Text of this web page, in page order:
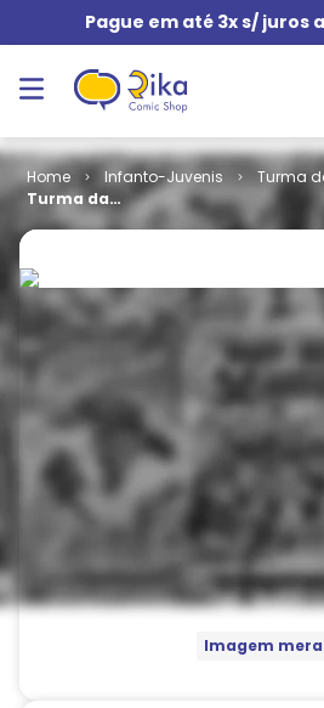
Pague em até 3x s/ juros
Infanto-Juvenis Turma
Turma da
Mônica - 3ª
Imagem